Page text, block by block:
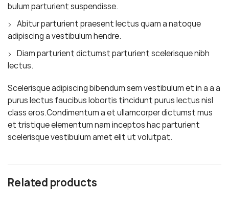
bulum parturient suspendisse.
Abitur parturient praesent lectus quam a natoque
adipiscing a vestibulum hendre.
Diam parturient dictumst parturient scelerisque nibh
lectus.
Scelerisque adipiscing bibendum sem vestibulum et in a a a
purus lectus faucibus lobortis tincidunt purus lectus nisl
class eros.Condimentum a et ullamcorper dictumst mus
et tristique elementum nam inceptos hac parturient
scelerisque vestibulum amet elit ut volutpat.
Related products